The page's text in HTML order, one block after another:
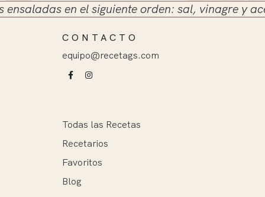
en el siguiente orden: sal, vinagre y aceite
CONTACTO
equipo@recetags.com
Todas las Recetas
Recetarios
Favoritos
Blog